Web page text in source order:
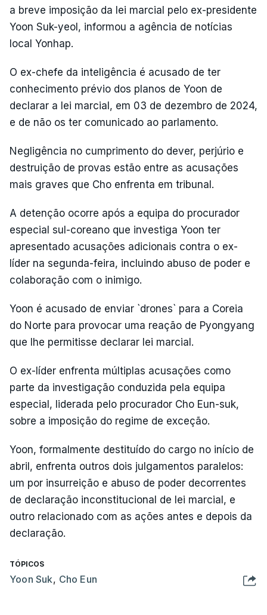
a breve imposição da lei marcial pelo ex-presidente
Yoon Suk-yeol, informou a agência de notícias
local Yonhap.
O ex-chefe da inteligência é acusado de ter
conhecimento prévio dos planos de Yoon de
declarar a lei marcial, em 03 de dezembro de 2024,
e de não os ter comunicado ao parlamento.
Negligência no cumprimento do dever, perjúrio e
destruição de provas estão entre as acusações
mais graves que Cho enfrenta em tribunal.
A detenção ocorre após a equipa do procurador
especial sul-coreano que investiga Yoon ter
apresentado acusações adicionais contra o ex-
líder na segunda-feira, incluindo abuso de poder e
colaboração com o inimigo.
Yoon é acusado de enviar `drones` para a Coreia
do Norte para provocar uma reação de Pyongyang
que lhe permitisse declarar lei marcial.
O ex-líder enfrenta múltiplas acusações como
parte da investigação conduzida pela equipa
especial, liderada pelo procurador Cho Eun-suk,
sobre a imposição do regime de exceção.
Yoon, formalmente destituído do cargo no início de
abril, enfrenta outros dois julgamentos paralelos:
um por insurreição e abuso de poder decorrentes
de declaração inconstitucional de lei marcial, e
outro relacionado com as ações antes e depois da
declaração.
TÓPICOS
Yoon Suk, Cho Eun